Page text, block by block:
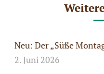
Neu: Der „Süße
2. Juni 2026